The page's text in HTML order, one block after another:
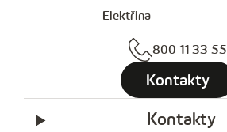
Elektřina
800 11 33 55
Kontakty
Kontakty